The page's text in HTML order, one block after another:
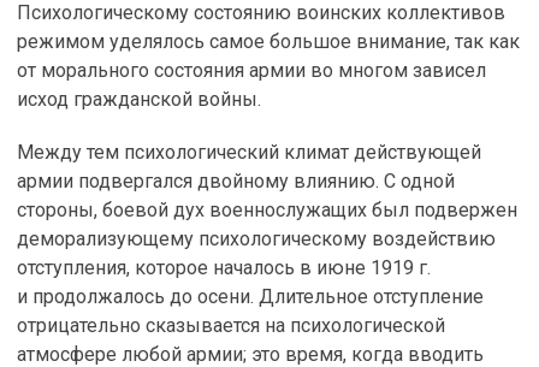
Психологическому состоянию воинских коллективов
режимом уделялось самое большое внимание, так как
от морального состояния армии во многом зависел
исход гражданской войны.
Между тем психологический климат действующей
армии подвергался двойному влиянию. С одной
стороны, боевой дух военнослужащих был подвержен
деморализующему психологическому воздействию
отступления, которое началось в июне 1919 г.
и продолжалось до осени. Длительное отступление
отрицательно сказывается на психологической
атмосфере любой армии; это время, когда вводить